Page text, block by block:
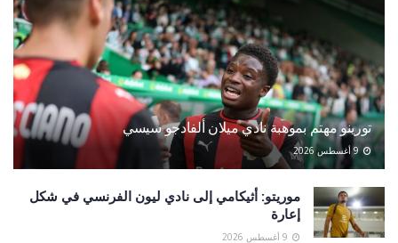
تورينو مهتم بموهبة نادي ميلان ألفادجو سيسي
9 أغسطس 2026
موريتو: أثيكامي إلى نادي ليون الفرنسي في شكل
إعارة